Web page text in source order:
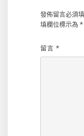
發佈留言必須
填欄位標示為 *
留言 *